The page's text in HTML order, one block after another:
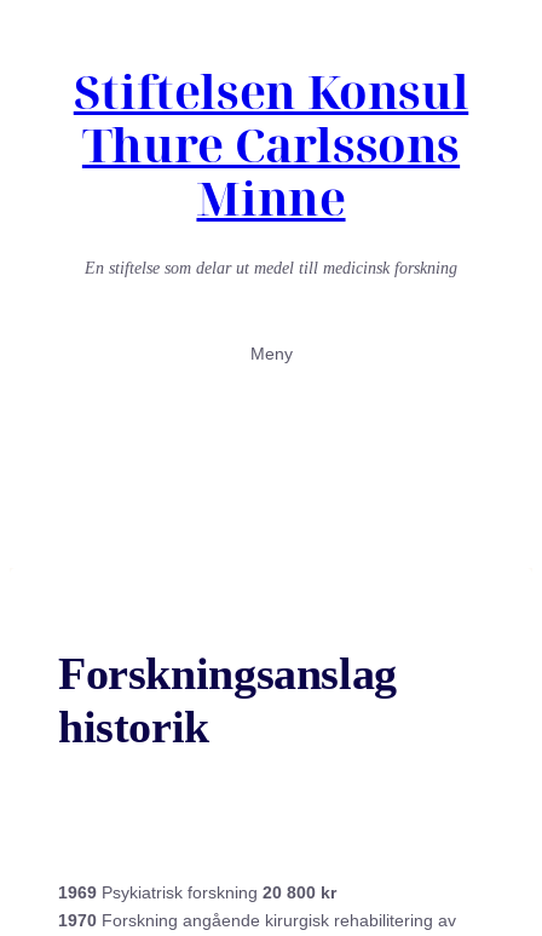
Stiftelsen Konsul
Thure Carlssons
Minne
En stiftelse som delar ut medel till medicinsk forskning
Meny
Forskningsanslag
historik
1969 Psykiatrisk forskning 20 800 kr
1970 Forskning angående kirurgisk rehabilitering av